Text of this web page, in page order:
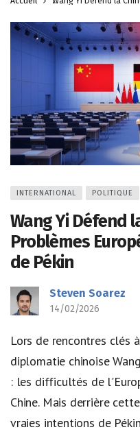
INTERNATIONAL POLITIQUE
Wang Yi Défend
Problèmes
de Pékin
Steven Soarez
14/02/2026
Lors de rencontres clés
diplomatie chinoise
: les difficultés de
Chine. Mais derrière
vraies intentions de